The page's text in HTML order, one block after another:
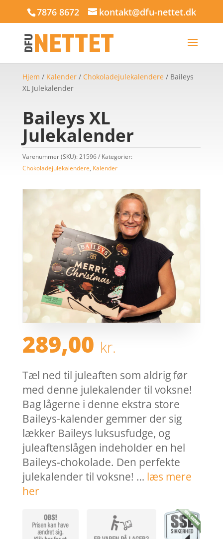
7876 8672 kontakt@dfu-nettet.dk
Hjem / Kalender/ Chokoladejulekalendere / Baileys
XL Julekalender
Baileys XL
Julekalender
Varenummer (SKU):21596
Kategorier:
Chokoladejulekalendere, Kalender
289,00 kr.
Tæl ned til juleaften som aldrig før
med denne julekalender til voksne!
Bag lågerne i denne ekstra store
Baileys-kalender gemmer der sig
lækker Baileys luksusfudge, og
juleaftenslågen indeholder en hel
Baileys-chokolade. Den perfekte
julekalender til voksne! … læs mere
her